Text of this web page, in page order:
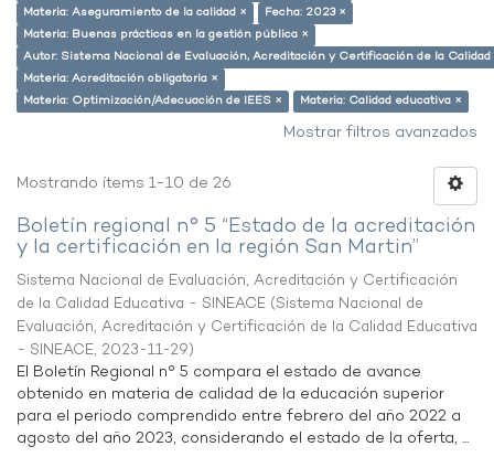
Materia: Aseguramiento de la calidad ×
Fecha: 2023 ×
Materia: Buenas prácticas en la gestión pública ×
Autor: Sistema Nacional de Evaluación, Acreditación y Certificación de la
Materia: Acreditación obligatoria ×
Materia: Optimización/Adecuación de IEES ×
Materia: Calidad educativa ×
Mostrar filtros avanzados
Mostrando ítems 1-10 de 26
Boletín regional n° 5 “Estado de la acreditación
y la certificación en la región San Martin”
Sistema Nacional de Evaluación, Acreditación y Certificación
de la Calidad Educativa - SINEACE (Sistema Nacional de
Evaluación, Acreditación y Certificación de la Calidad Educativa
- SINEACE, 2023-11-29)
El Boletín Regional n° 5 compara el estado de avance
obtenido en materia de calidad de la educación superior
para el periodo comprendido entre febrero del año 2022 a
agosto del año 2023, considerando el estado de la oferta, ...